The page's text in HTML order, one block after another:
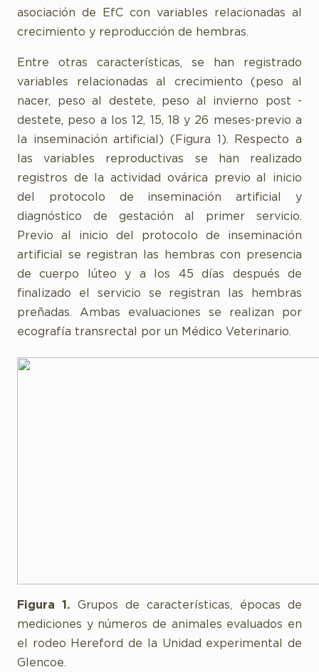
asociación de EfC con variables relacionadas al
crecimiento y reproducción de hembras.
Entre otras características, se han registrado
variables relacionadas al crecimiento (peso al
nacer, peso al destete, peso al invierno post -
destete, peso a los 12, 15, 18 y 26 meses-previo a
la inseminación artificial) (Figura 1). Respecto a
las variables reproductivas se han realizado
registros de la actividad ovárica previo al inicio
del protocolo de inseminación artificial y
diagnóstico de gestación al primer servicio.
Previo al inicio del protocolo de inseminación
artificial se registran las hembras con presencia
de cuerpo lúteo y a los 45 días después de
finalizado el servicio se registran las hembras
preñadas. Ambas evaluaciones se realizan por
ecografía transrectal por un Médico Veterinario.
Figura 1. Grupos de características, épocas de
mediciones y números de animales evaluados en
el rodeo Hereford de la Unidad experimental de
Glencoe.